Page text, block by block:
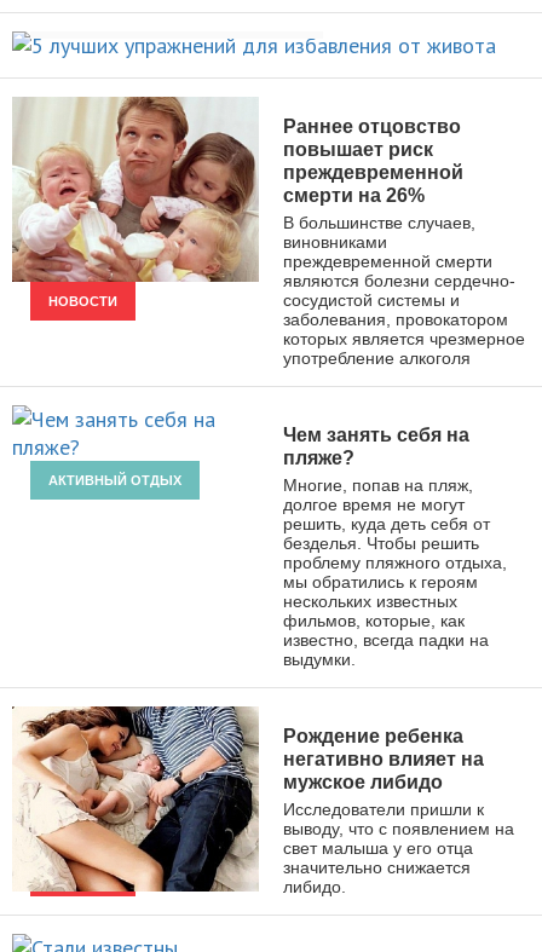
НОВОСТИ
избавления от живота
ПОХУДЕНИЕ
НОВОСТИ
Раннее отцовство
повышает риск
преждевременной
смерти на 26%
В большинстве случаев,
виновниками
преждевременной смерти
являются болезни сердечно-
сосудистой системы и
заболевания, провокатором
которых является чрезмерное
употребление алкоголя
АКТИВНЫЙ ОТДЫХ
Чем занять себя на
пляже?
Многие, попав на пляж,
долгое время не могут
решить, куда деть себя от
безделья. Чтобы решить
проблему пляжного отдыха,
мы обратились к героям
нескольких известных
фильмов, которые, как
известно, всегда падки на
выдумки.
Рождение ребенка
негативно влияет на
мужское либидо
Исследователи пришли к
выводу, что с появлением на
свет малыша у его отца
значительно снижается
либидо.